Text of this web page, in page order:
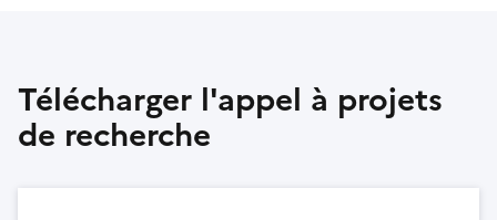
Télécharger l'appel à projets
de recherche